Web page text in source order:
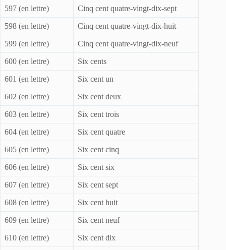
597 (en lettre) Cinq cent quatre-vingt-dix-sept
598 (en lettre) Cinq cent quatre-vingt-dix-huit
599 (en lettre) Cinq cent quatre-vingt-dix-neuf
600 (en lettre) Six cents
601 (en lettre) Six cent un
602 (en lettre) Six cent deux
603 (en lettre) Six cent trois
604 (en lettre) Six cent quatre
605 (en lettre) Six cent cinq
606 (en lettre) Six cent six
607 (en lettre) Six cent sept
608 (en lettre) Six cent huit
609 (en lettre) Six cent neuf
610 (en lettre) Six cent dix